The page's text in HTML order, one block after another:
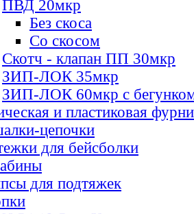
ПВД 20мкр
Без скоса
Со скосом
Скотч - клапан ПП 30мкр
ЗИП-ЛОК 35мкр
ЗИП-ЛОК 60мкр с
и пластиковая
цепочки
для бейсболки
для подтяжек